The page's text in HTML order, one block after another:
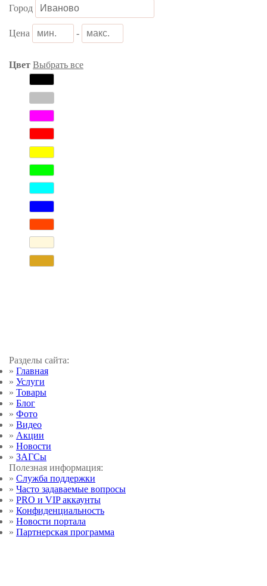
Город
Цена -
Цвет Выбрать все
Разделы сайта:
» Главная
» Услуги
» Товары
» Блог
» Фото
» Видео
» Акции
» Новости
» ЗАГСы
Полезная информация:
» Служба поддержки
» Часто задаваемые вопросы
» PRO и VIP аккаунты
» Конфиденциальность
» Новости портала
» Партнерская программа